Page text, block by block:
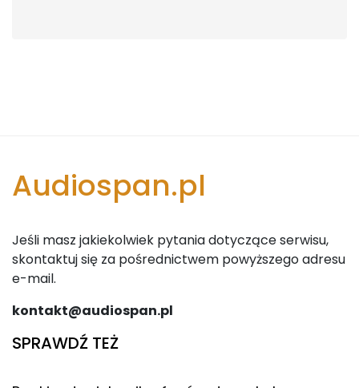
Audiospan.pl
Jeśli masz jakiekolwiek pytania dotyczące serwisu,
skontaktuj się za pośrednictwem powyższego adresu
e-mail.
kontakt@audiospan.pl
SPRAWDŹ TEŻ